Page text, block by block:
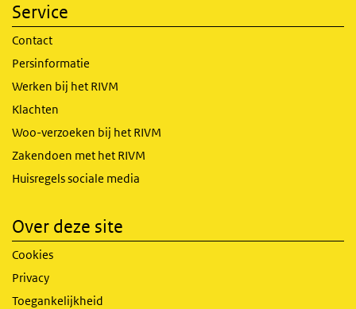
Service
Contact
Persinformatie
Werken bij het RIVM
Klachten
Woo-verzoeken bij het RIVM
Zakendoen met het RIVM
Huisregels sociale media
Over deze site
Cookies
Privacy
Toegankelijkheid